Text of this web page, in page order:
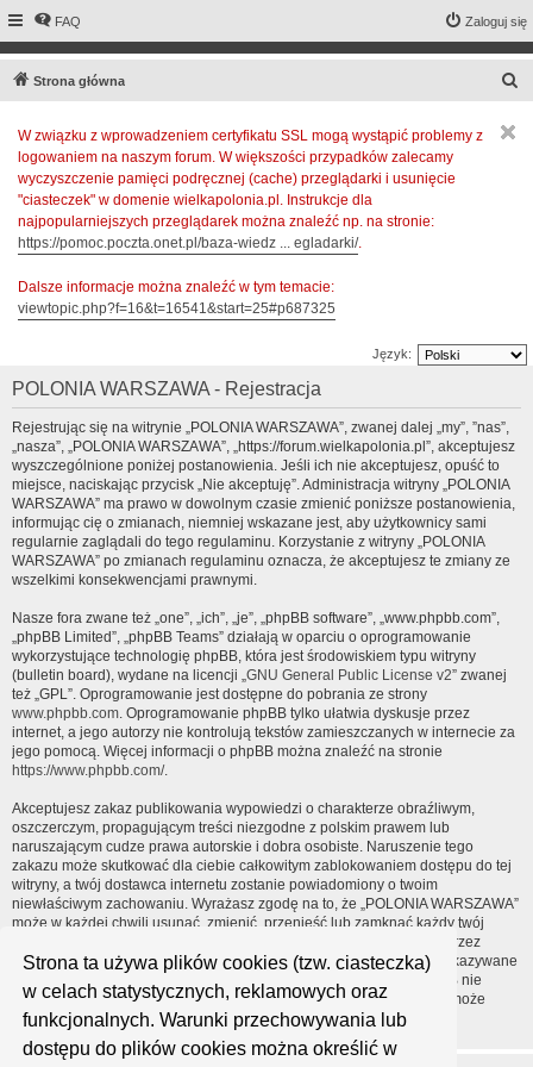
Strona ta używa plików cookies (tzw. ciasteczka)
w celach statystycznych, reklamowych oraz
funkcjonalnych. Warunki przechowywania lub
dostępu do plików cookies można określić w
FAQ Zaloguj się
Strona główna
W związku z wprowadzeniem certyfikatu SSL mogą wystąpić problemy z
logowaniem na naszym forum. W większości przypadków zalecamy
wyczyszczenie pamięci podręcznej (cache) przeglądarki i usunięcie
"ciasteczek" w domenie wielkapolonia.pl. Instrukcje dla
najpopularniejszych przeglądarek można znaleźć np. na stronie:
https://pomoc.poczta.onet.pl/baza-wiedz ... egladarki/.
Dalsze informacje można znaleźć w tym temacie:
viewtopic.php?f=16&t=16541&start=25#p687325
Język:
POLONIA WARSZAWA - Rejestracja
Rejestrując się na witrynie „POLONIA WARSZAWA”, zwanej dalej „my”, ”nas”,
„nasza”, „POLONIA WARSZAWA”, „https://forum.wielkapolonia.pl”, akceptujesz
wyszczególnione poniżej postanowienia. Jeśli ich nie akceptujesz, opuść to
miejsce, naciskając przycisk „Nie akceptuję”. Administracja witryny „POLONIA
WARSZAWA” ma prawo w dowolnym czasie zmienić poniższe postanowienia,
informując cię o zmianach, niemniej wskazane jest, aby użytkownicy sami
regularnie zaglądali do tego regulaminu. Korzystanie z witryny „POLONIA
WARSZAWA” po zmianach regulaminu oznacza, że akceptujesz te zmiany ze
wszelkimi konsekwencjami prawnymi.
Nasze fora zwane też „one”, „ich”, „je”, „phpBB software”, „www.phpbb.com”,
„phpBB Limited”, „phpBB Teams” działają w oparciu o oprogramowanie
wykorzystujące technologię phpBB, która jest środowiskiem typu witryny
(bulletin board), wydane na licencji „GNU General Public License v2” zwanej
też „GPL”. Oprogramowanie jest dostępne do pobrania ze strony
www.phpbb.com. Oprogramowanie phpBB tylko ułatwia dyskusje przez
internet, a jego autorzy nie kontrolują tekstów zamieszczanych w internecie za
jego pomocą. Więcej informacji o phpBB można znaleźć na stronie
https://www.phpbb.com/.
Akceptujesz zakaz publikowania wypowiedzi o charakterze obraźliwym,
oszczerczym, propagującym treści niezgodne z polskim prawem lub
naruszającym cudze prawa autorskie i dobra osobiste. Naruszenie tego
zakazu może skutkować dla ciebie całkowitym zablokowaniem dostępu do tej
witryny, a twój dostawca internetu zostanie powiadomiony o twoim
niewłaściwym zachowaniu. Wyrażasz zgodę na to, że „POLONIA WARSZAWA”
może w każdej chwili usunąć, zmienić, przenieść lub zamknąć każdy twój
temat, post. Wyrażasz zgodę na zapisywanie wszystkich podanych przez
ciebie informacji w naszej bazie danych. Informacje te nie będą przekazywane
nikomu bez twojej zgody, ale ani „POLONIA WARSZAWA”, ani phpBB nie
ponosi odpowiedzialności za włamania do witryny, podczas których może
dojść do kradzieży danych.